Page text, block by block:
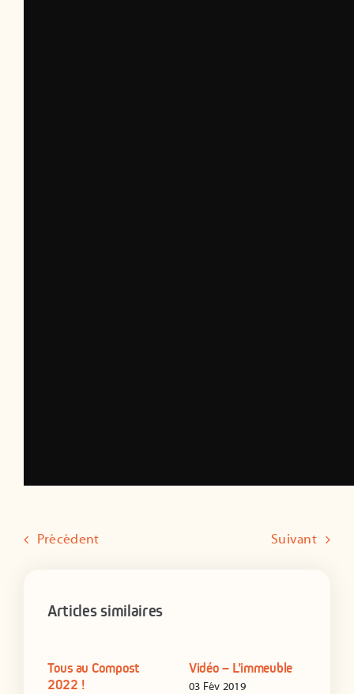
Précédent Suivant
Articles similaires
Tous au Compost
2022 !
Vidéo – L’immeuble
03 Fév 2019